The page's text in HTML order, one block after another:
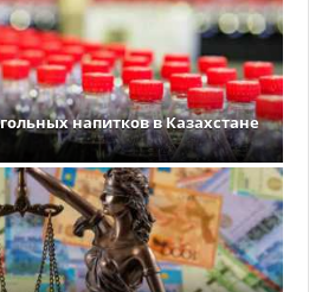
напитков в Казахстане